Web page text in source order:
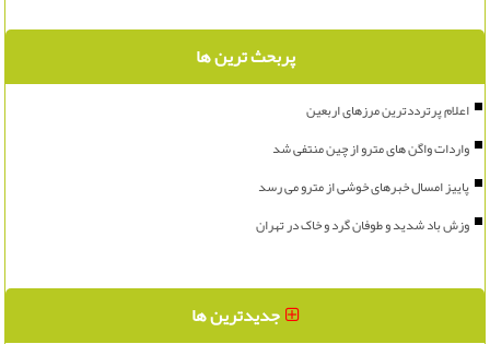
پربحث ترین ها
اعلام پرترددترین مرزهای اربعین
واردات واگن های مترو از چین منتفی شد
پاییز امسال خبرهای خوشی از مترو می رسد
وزش باد شدید و طوفان گرد و خاک در تهران
جدیدترین ها